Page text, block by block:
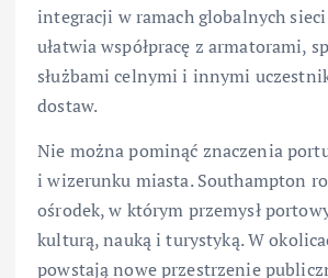
integracji w ramach globalnych
ułatwia współpracę z armatorami,
służbami celnymi i innymi
dostaw.
Nie można pominąć znaczenia
i wizerunku miasta. Southampton
ośrodek, w którym przemysł
kulturą, nauką i turystyką. W
powstają nowe przestrzenie